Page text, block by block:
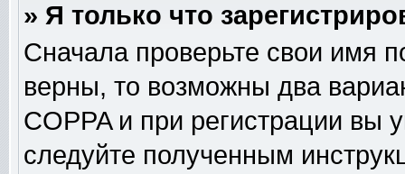
» Я только что
Сначала проверьте свои имя
верны, то возможны два
COPPA и при регистрации вы
следуйте полученным